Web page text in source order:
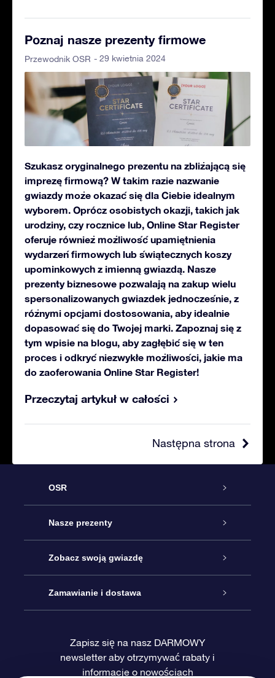
Poznaj nasze prezenty firmowe
Przewodnik OSR - 29 kwietnia 2024
Szukasz oryginalnego prezentu na zbliżającą się
imprezę firmową? W takim razie nazwanie
gwiazdy może okazać się dla Ciebie idealnym
wyborem. Oprócz osobistych okazji, takich jak
urodziny, czy rocznice lub, Online Star Register
oferuje również możliwość upamiętnienia
wydarzeń firmowych lub świątecznych koszy
upominkowych z imienną gwiazdą. Nasze
prezenty biznesowe pozwalają na zakup wielu
spersonalizowanych gwiazdek jednocześnie, z
różnymi opcjami dostosowania, aby idealnie
dopasować się do Twojej marki. Zapoznaj się z
tym wpisie na blogu, aby zagłębić się w ten
proces i odkryć niezwykłe możliwości, jakie ma
do zaoferowania Online Star Register!
Przeczytaj artykuł w całości
Następna strona
OSR
Obsługa
Kontakt
Blog
Recenzje
Nasze prezenty
Podarunek Gwiazda Online
Pakiet Podarunkowy OSR
Karta podarunkowa OSR
Zobacz swoją gwiazdę
Rejestr Gwiazd
Sprsonalizowana Strona Gwiazdy
Zamawianie i dostawa
Metody płatności
Zapisz się na nasz DARMOWY
newsletter aby otrzymywać rabaty i
informacje o nowościach